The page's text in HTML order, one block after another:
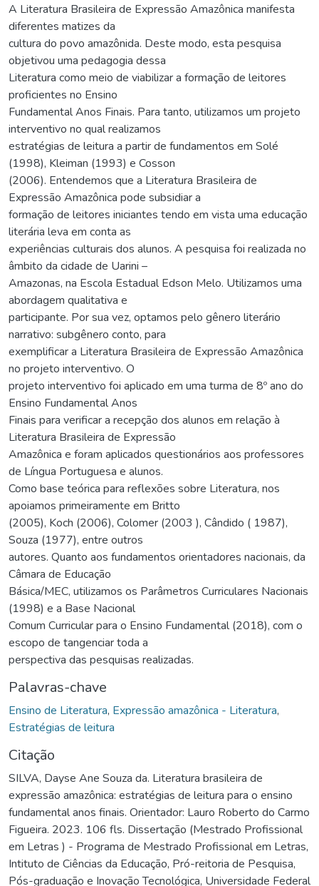
A Literatura Brasileira de Expressão Amazônica manifesta
diferentes matizes da
cultura do povo amazônida. Deste modo, esta pesquisa
objetivou uma pedagogia dessa
Literatura como meio de viabilizar a formação de leitores
proficientes no Ensino
Fundamental Anos Finais. Para tanto, utilizamos um projeto
interventivo no qual realizamos
estratégias de leitura a partir de fundamentos em Solé
(1998), Kleiman (1993) e Cosson
(2006). Entendemos que a Literatura Brasileira de
Expressão Amazônica pode subsidiar a
formação de leitores iniciantes tendo em vista uma educação
literária leva em conta as
experiências culturais dos alunos. A pesquisa foi realizada no
âmbito da cidade de Uarini –
Amazonas, na Escola Estadual Edson Melo. Utilizamos uma
abordagem qualitativa e
participante. Por sua vez, optamos pelo gênero literário
narrativo: subgênero conto, para
exemplificar a Literatura Brasileira de Expressão Amazônica
no projeto interventivo. O
projeto interventivo foi aplicado em uma turma de 8º ano do
Ensino Fundamental Anos
Finais para verificar a recepção dos alunos em relação à
Literatura Brasileira de Expressão
Amazônica e foram aplicados questionários aos professores
de Língua Portuguesa e alunos.
Como base teórica para reflexões sobre Literatura, nos
apoiamos primeiramente em Britto
(2005), Koch (2006), Colomer (2003 ), Cândido ( 1987),
Souza (1977), entre outros
autores. Quanto aos fundamentos orientadores nacionais, da
Câmara de Educação
Básica/MEC, utilizamos os Parâmetros Curriculares Nacionais
(1998) e a Base Nacional
Comum Curricular para o Ensino Fundamental (2018), com o
escopo de tangenciar toda a
perspectiva das pesquisas realizadas.
Palavras-chave
Ensino de Literatura, Expressão amazônica - Literatura,
Estratégias de leitura
Citação
SILVA, Dayse Ane Souza da. Literatura brasileira de
expressão amazônica: estratégias de leitura para o ensino
fundamental anos finais. Orientador: Lauro Roberto do Carmo
Figueira. 2023. 106 fls. Dissertação (Mestrado Profissional
em Letras ) - Programa de Mestrado Profissional em Letras,
Intituto de Ciências da Educação, Pró-reitoria de Pesquisa,
Pós-graduação e Inovação Tecnológica, Universidade Federal